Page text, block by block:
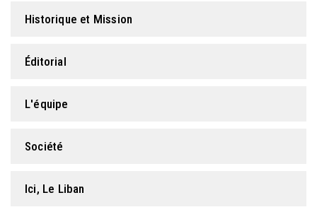
Historique et Mission
Éditorial
L'équipe
Société
Ici, Le Liban